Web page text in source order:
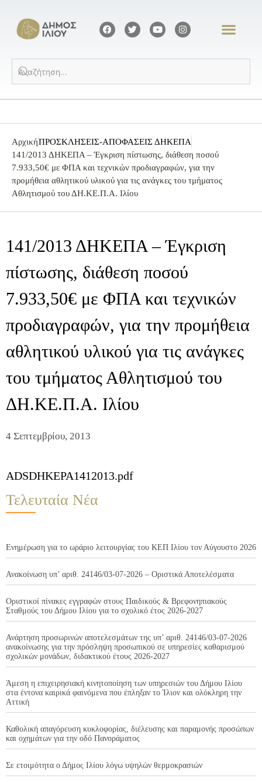
ΑρχικήΠΡΟΣΚΛΗΣΕΙΣ-ΑΠΟΦΑΣΕΙΣ ΔΗΚΕΠΑ
141/2013 ΔΗΚΕΠΑ – Έγκριση πίστωσης, διάθεση ποσού
7.933,50€ με ΦΠΑ και τεχνικών προδιαγραφών, για την
προμήθεια αθλητικού υλικού για τις ανάγκες του τμήματος
Αθλητισμού του ΔΗ.ΚΕ.Π.Α. Ιλίου
141/2013 ΔΗΚΕΠΑ – Έγκριση
πίστωσης, διάθεση ποσού
7.933,50€ με ΦΠΑ και τεχνικών
προδιαγραφών, για την προμήθεια
αθλητικού υλικού για τις ανάγκες
του τμήματος Αθλητισμού του
ΔΗ.ΚΕ.Π.Α. Ιλίου
4 Σεπτεμβρίου, 2013
ADSDHKEPA1412013.pdf
Τελευταία Νέα
Ενημέρωση για το ωράριο λειτουργίας του ΚΕΠ Ιλίου τον Αύγουστο 2026
Ανακοίνωση υπ’ αριθ. 24146/03-07-2026 – Οριστικά Αποτελέσματα
Οριστικοί πίνακες εγγραφών στους Παιδικούς & Βρεφονηπιακούς
Σταθμούς του Δήμου Ιλίου για το σχολικό έτος 2026-2027
Ανάρτηση προσωρινών αποτελεσμάτων της υπ’ αριθ. 24146/03-07-2026
ανακοίνωσης για την πρόσληψη προσωπικού σε υπηρεσίες καθαρισμού
σχολικών μονάδων, διδακτικού έτους 2026-2027
Άμεση η επιχειρησιακή κινητοποίηση των υπηρεσιών του Δήμου Ιλίου
στα έντονα καιρικά φαινόμενα που έπληξαν το Ίλιον και ολόκληρη την
Αττική
Καθολική απαγόρευση κυκλοφορίας, διέλευσης και παραμονής προσώπων
και οχημάτων για την οδό Πανοράματος
Σε ετοιμότητα ο Δήμος Ιλίου λόγω υψηλών θερμοκρασιών